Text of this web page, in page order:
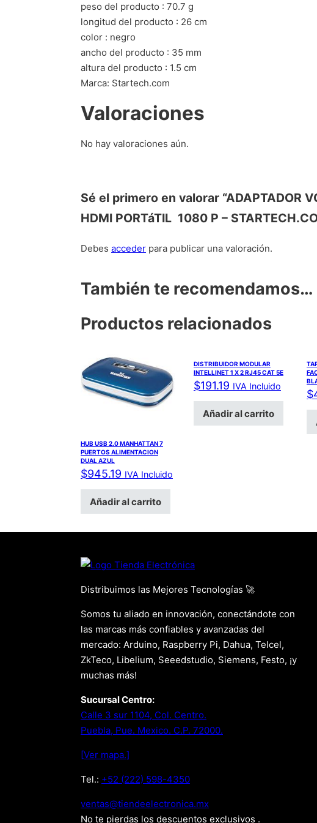
peso del producto : 70.7 g
longitud del producto : 26 cm
color : negro
ancho del producto : 35 mm
altura del producto : 1.5 cm
Marca: Startech.com
Valoraciones
No hay valoraciones aún.
Sé el primero en valorar “ADAPTADOR
HDMI PORTáTIL  1080 P –
Debes acceder para publicar una valoración.
También te recomendamos…
Productos relacionados
HUB USB 2.0 MANHATTAN 7
PUERTOS ALIMENTACION
DUAL AZUL
$945.19 IVA Incluido
Añadir al carrito
DISTRIBUIDOR MODULAR
INTELLINET 1 X 2 RJ45 CAT 5E
$191.19 IVA Incluido
Añadir al carrito
$
Distribuimos las Mejores Tecnologías 🚀
Somos tu aliado en innovación, conectándote con
las marcas más confiables y avanzadas del
mercado: Arduino, Raspberry Pi, Dahua, Telcel,
ZkTeco, Libelium, Seeedstudio, Siemens, Festo, ¡y
muchas más!
Sucursal Centro:
Calle 3 sur 1104, Col. Centro.
Puebla, Pue. Mexico. C.P. 72000.
[Ver mapa.]
Tel.: +52 (222) 598-4350
xm.acinortceleedneit@satnev
No te pierdas los descuentos exclusivos .